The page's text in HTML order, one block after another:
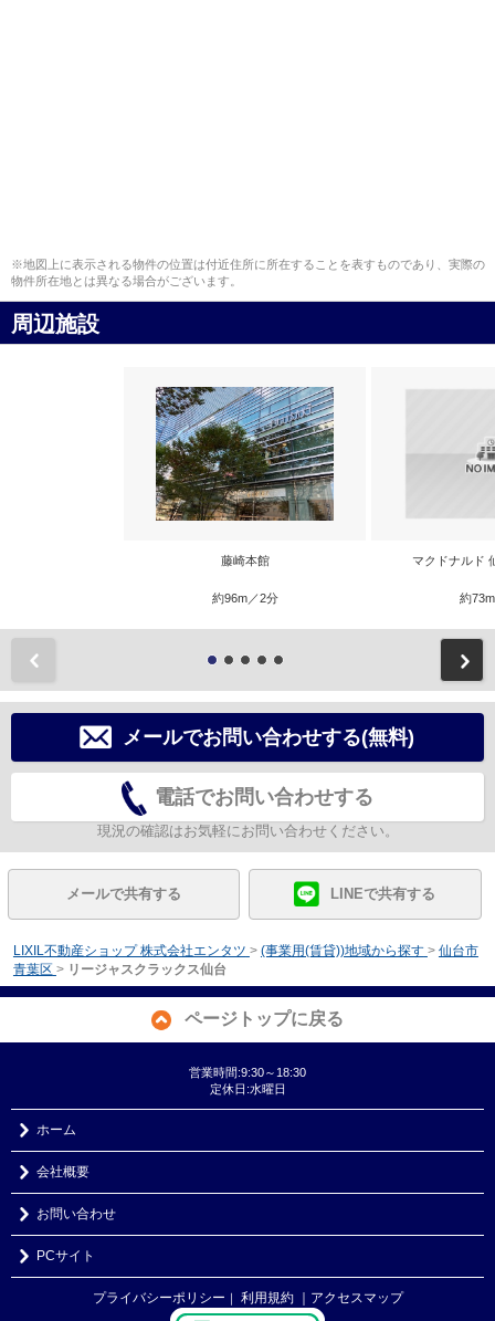
※地図上に表示される物件の位置は付近住所に所在することを表すものであり、実際の
物件所在地とは異なる場合がございます。
周辺施設
藤崎本館
約96m／2分
マクドナルド
約
メールでお問い合わせする(無料)
電話でお問い合わせする
現況の確認はお気軽にお問い合わせください。
メールで共有する LINEで共有する
LIXIL不動産ショップ 株式会社エンタツ > (事業用(賃貸))地域から探す > 仙台市
青葉区 > リージャスクラックス仙台
ページトップに戻る
営業時間:9:30～18:30
定休日:水曜日
ホーム
会社概要
お問い合わせ
PCサイト
プライバシーポリシー 利用規約 ｜アクセスマップ